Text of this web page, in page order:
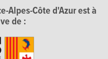
Alpes-Côte d'Azur est à
de :